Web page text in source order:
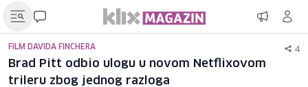
FILM DAVIDA FINCHERA 4
Brad Pitt odbio ulogu u novom Netflixovom
trileru zbog jednog razloga